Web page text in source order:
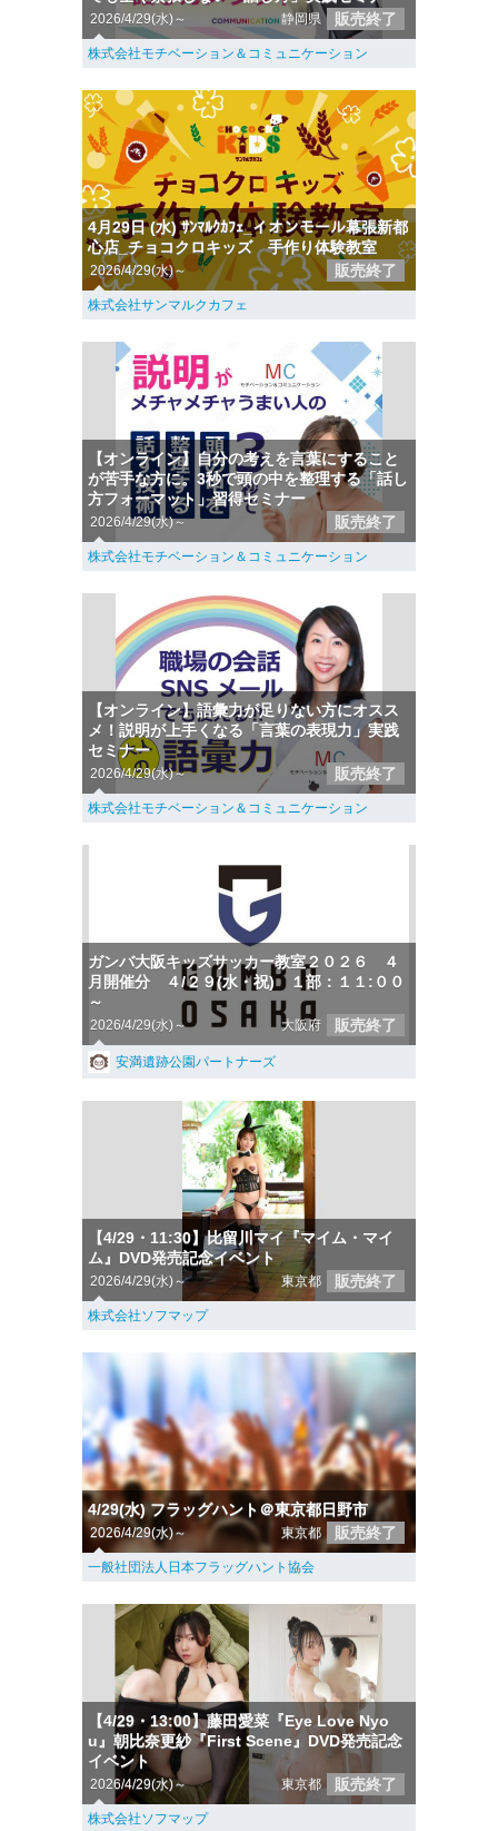
2026/4/29(水)～ 静岡県 販売終了
株式会社モチベーション＆コミュニケーション
4月29日 (水) ｻﾝﾏﾙｸｶﾌｪ_イオンモール幕張新都
心店_チョコクロキッズ 手作り体験教室
2026/4/29(水)～ 販売終了
株式会社サンマルクカフェ
【オンライン】自分の考えを言葉にすること
が苦手な方に。3秒で頭の中を整理する「話し
方フォーマット」習得セミナー
2026/4/29(水)～ 販売終了
株式会社モチベーション＆コミュニケーション
【オンライン】語彙力が足りない方にオスス
メ！説明が上手くなる「言葉の表現力」実践
セミナー
2026/4/29(水)～ 販売終了
株式会社モチベーション＆コミュニケーション
ガンバ大阪キッズサッカー教室２０２６ ４
月開催分 ４/２９(水・祝) １部：１１:００
～
2026/4/29(水)～ 大阪府 販売終了
安満遺跡公園パートナーズ
【4/29・11:30】比留川マイ『マイム・マイ
ム』DVD発売記念イベント
2026/4/29(水)～ 東京都 販売終了
株式会社ソフマップ
4/29(水) フラッグハント＠東京都日野市
2026/4/29(水)～ 東京都 販売終了
一般社団法人日本フラッグハント協会
【4/29・13:00】藤田愛菜『Eye Love Nyo
u』朝比奈更紗『First Scene』DVD発売記念
イベント
2026/4/29(水)～ 東京都 販売終了
株式会社ソフマップ